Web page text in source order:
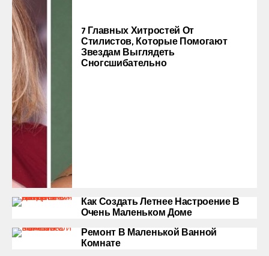
7 Главных Хитростей От
Стилистов, Которые Помогают
Звездам Выглядеть
Сногсшибательно
Как Создать Летнее Настроение В
Очень Маленьком Доме
Ремонт В Маленькой Ванной
Комнате